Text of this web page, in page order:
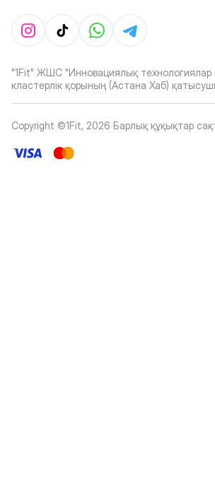
"1Fit" ЖШС "Инновациялық технологиялар
кластерлік қорының (Астана Хаб)
Copyright ©1Fit, 2026 Барлық құқықтар